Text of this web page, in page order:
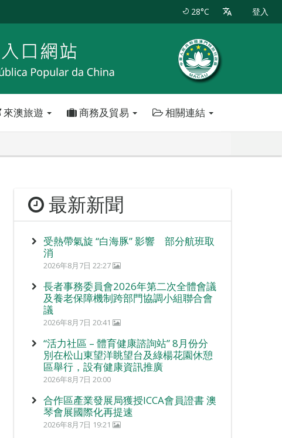
28°C 登入
來澳旅遊 商務及貿易 相關連結
最新新聞
受熱帶氣旋 “白海豚” 影響 部分航班取
消
2026年8月7日 22:27
長者事務委員會2026年第二次全體會議
及養老保障機制跨部門協調小組聯合會
議
2026年8月7日 20:41
“活力社區 – 體育健康諮詢站” 8月份分
別在松山東望洋眺望台及綠楊花園休憩
區舉行，設有健康資訊推廣
2026年8月7日 20:00
合作區產業發展局獲授ICCA會員證書 澳
琴會展國際化再提速
2026年8月7日 19:21